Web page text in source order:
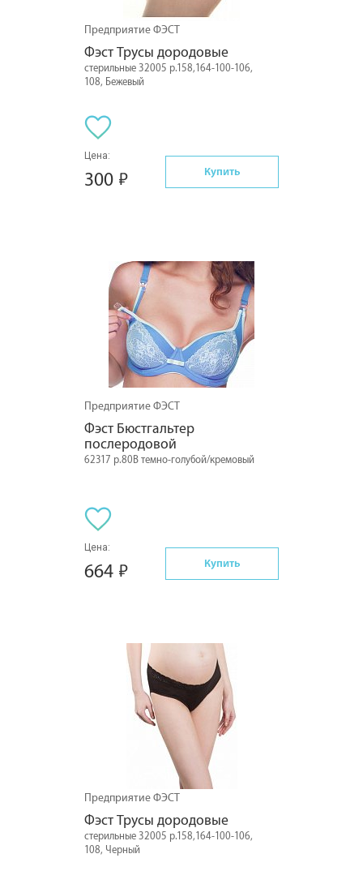
Предприятие ФЭСТ
Фэст Трусы дородовые
стерильные 32005 р.158,164-100-106,
108, Бежевый
Цена:
300 Купить
Предприятие ФЭСТ
Фэст Бюстгальтер
послеродовой
62317 р.80B темно-голубой/кремовый
Цена:
664 Купить
Предприятие ФЭСТ
Фэст Трусы дородовые
стерильные 32005 р.158,164-100-106,
108, Черный